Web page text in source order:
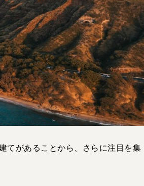
てがあることから、さらに注目を集